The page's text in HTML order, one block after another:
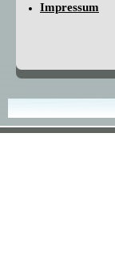
Impressum